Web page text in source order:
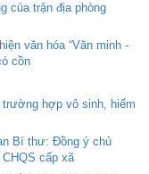
của trận địa phòng
văn hóa “Văn minh -
cồn
hợp vô sinh, hiếm
Bí thư: Đồng ý chủ
cấp xã